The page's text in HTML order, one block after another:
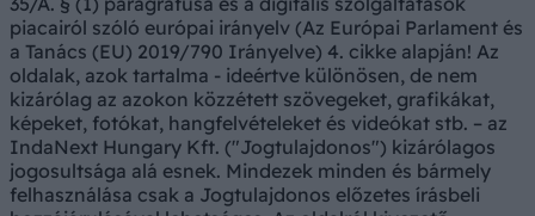
piacairól szóló európai irányelv (Az Európai Parlament és
a Tanács (EU) 2019/790 Irányelve) 4. cikke alapján! Az
oldalak, azok tartalma - ideértve különösen, de nem
kizárólag az azokon közzétett szövegeket, grafikákat,
képeket, fotókat, hangfelvételeket és videókat stb. – az
IndaNext Hungary Kft. ("Jogtulajdonos") kizárólagos
jogosultsága alá esnek. Mindezek minden és bármely
felhasználása csak a Jogtulajdonos előzetes írásbeli